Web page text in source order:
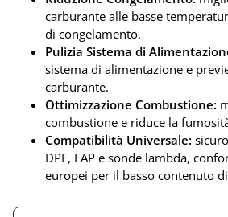
carburante alle basse
di congelamento.
Pulizia Sistema di
sistema di alimentazione e
carburante.
Ottimizzazione Combustione:
combustione e riduce la
Compatibilità Universale:
DPF, FAP e sonde lambda,
europei per il basso contenuto